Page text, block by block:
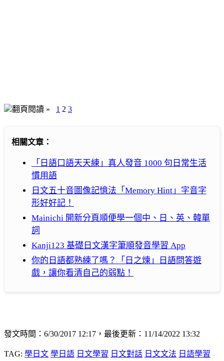
翻頁閱讀 » 1 2 3
相關文章：
「日語口語天天練」真人發音 1000 句日常生活
慣用語
日文五十音圖像記憶法「Memory Hint」字音字
形好好記！
Mainichi 開新分頁順便學一個中、日、英、韓單
詞
Kanji123 基礎日文漢字筆順發音學習 App
你的日語都熟練了嗎？「日之煉」日語問答遊
戲，讓你看清自己的弱點！
發文時間：6/30/2017 12:17，最後更新：11/14/2022 13:32
TAG: 學日文 學日語 日文學習 日文對話 日文文法 日語學習